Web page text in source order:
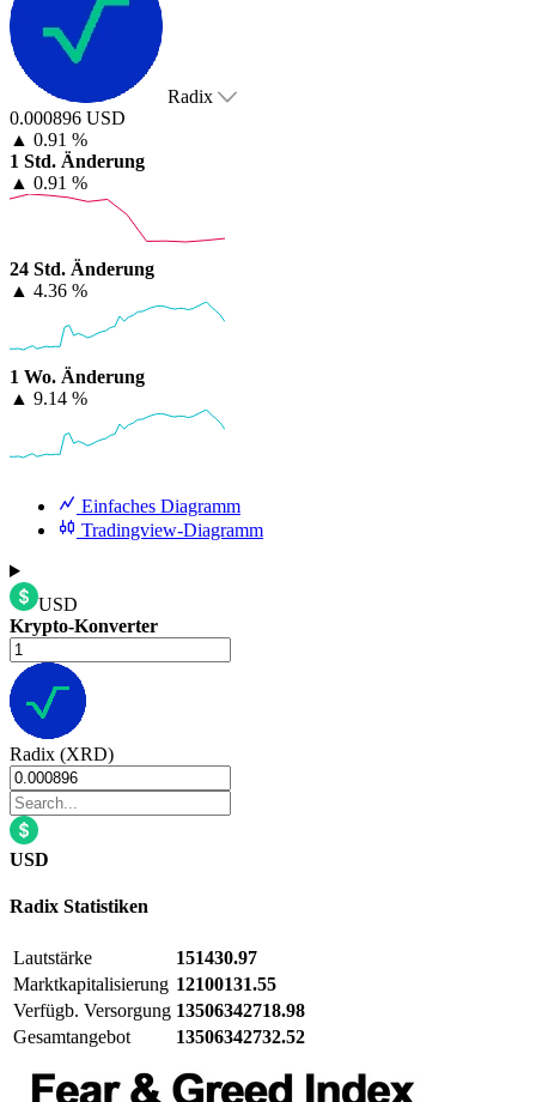
Radix
0.000896 USD
▲ 0.91 %
1 Std. Änderung
▲ 0.91 %
24 Std. Änderung
▲ 4.36 %
1 Wo. Änderung
▲ 9.14 %
Einfaches Diagramm
Tradingview-Diagramm
USD
Krypto-Konverter
Radix (XRD)
USD
Radix Statistiken
Lautstärke
151430.97
Marktkapitalisierung 12100131.55
Verfügb. Versorgung 13506342718.98
Gesamtangebot
13506342732.52